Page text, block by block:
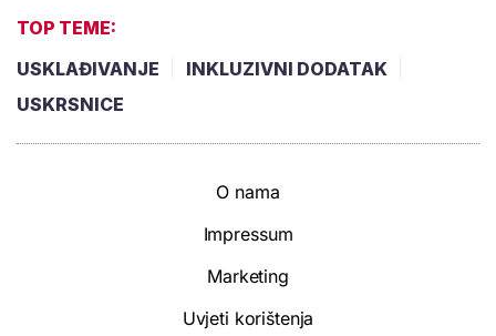
TOP TEME:
USKLAĐIVANJE
INKLUZIVNI DODATAK
USKRSNICE
O nama
Impressum
Marketing
Uvjeti korištenja